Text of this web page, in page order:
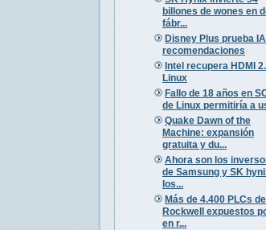
billones de wones en
fábr...
Disney Plus prueba
recomendaciones
Intel recupera HDMI
Linux
Fallo de 18 años en
de Linux permitiría a
Quake Dawn of the
Machine: expansión
gratuita y du...
Ahora son los
de Samsung y SK
los...
Más de 4.400 PLCs de
Rockwell expuestos
en r...